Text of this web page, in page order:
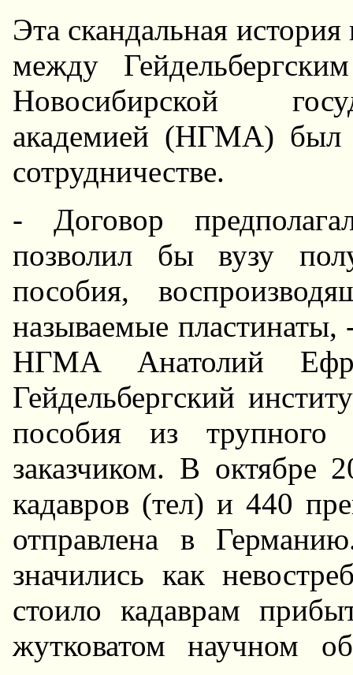
Эта скандальная
между
Hовосибирской
академией (HГМА) был
сотрудничестве.
- Договор
позволил бы вузу
пособия,
называемые пластинаты,
HГМА Анатолий
Гейдельбергский
пособия из трупного
заказчиком. В октябре
кадавров (тел) и 440
отправлена в
значились как
стоило кадаврам
жутковатом научном